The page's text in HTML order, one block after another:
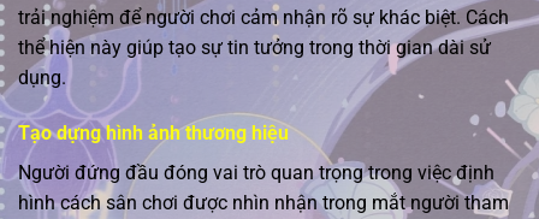
trải nghiệm để người chơi cảm nhận rõ sự khác biệt. Cách
thể hiện này giúp tạo sự tin tưởng trong thời gian dài sử
dụng.
Tạo dựng hình ảnh thương hiệu
Người đứng đầu đóng vai trò quan trọng trong việc định
hình cách sân chơi được nhìn nhận trong mắt người tham